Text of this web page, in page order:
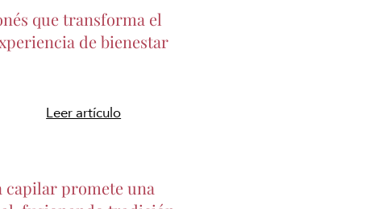
que transforma el
de bienestar
Leer artículo
capilar promete una